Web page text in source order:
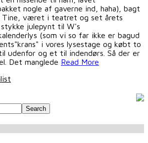
nogle af gaverne ind, haha), bagt
Tine, været i teatret og set årets
julepynt til W's
(som vi so far ikke er bagud
i vores lysestage og købt to
udenfor og et til indendørs. Så der er
Det manglede Read More